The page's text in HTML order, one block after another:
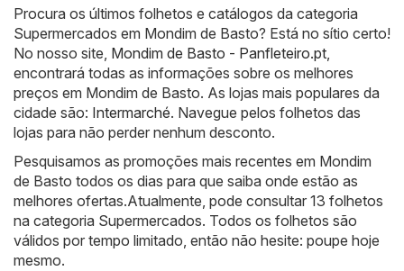
Procura os últimos folhetos e catálogos da categoria
Supermercados em Mondim de Basto? Está no sítio certo!
No nosso site, Mondim de Basto - Panfleteiro.pt,
encontrará todas as informações sobre os melhores
preços em Mondim de Basto. As lojas mais populares da
cidade são: Intermarché. Navegue pelos folhetos das
lojas para não perder nenhum desconto.
Pesquisamos as promoções mais recentes em Mondim
de Basto todos os dias para que saiba onde estão as
melhores ofertas.Atualmente, pode consultar 13 folhetos
na categoria Supermercados. Todos os folhetos são
válidos por tempo limitado, então não hesite: poupe hoje
mesmo.